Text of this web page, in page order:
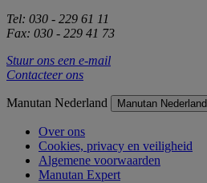
Tel: 030 - 229 61 11
Fax: 030 - 229 41 73
Stuur ons een e-mail
Contacteer ons
Manutan Nederland Manutan Nederland
Over ons
Cookies, privacy en veiligheid
Algemene voorwaarden
Manutan Expert